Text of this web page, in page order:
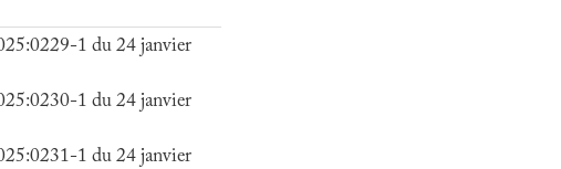
1 du 24 janvier
1 du 24 janvier
1 du 24 janvier